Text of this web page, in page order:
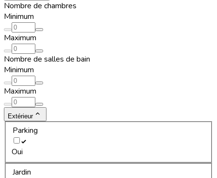
Nombre de chambres
Minimum
Maximum
Nombre de salles de bain
Minimum
Maximum
Extérieur
Parking
Oui
Jardin